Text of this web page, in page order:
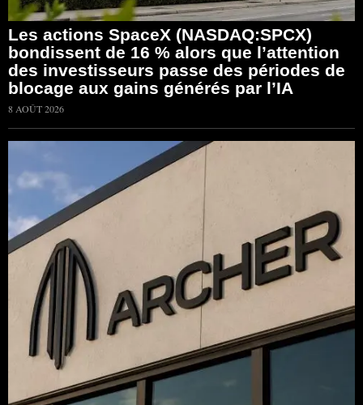
Les actions SpaceX (NASDAQ:SPCX)
bondissent de 16 % alors que l’attention
des investisseurs passe des périodes de
blocage aux gains générés par l’IA
8 AOÛT 2026